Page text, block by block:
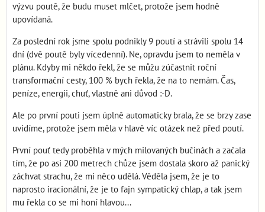
výzvu poutě, že budu muset mlčet, protože jsem hodně
upovídaná.
Za poslední rok jsme spolu podnikly 9 poutí a strávili spolu 14
dní (dvě poutě byly vícedenní). Ne, opravdu jsem to neměla v
plánu. Kdyby mi někdo řekl, že se můžu zúčastnit roční
transformační cesty, 100 % bych řekla, že na to nemám. Čas,
peníze, energii, chuť, vlastně ani důvod :-D.
Ale po první pouti jsem úplně automaticky brala, že se brzy zase
uvidíme, protože jsem měla v hlavě víc otázek než před poutí.
První pouť tedy proběhla v mých milovaných bučinách a začala
tím, že po asi 200 metrech chůze jsem dostala skoro až panický
záchvat strachu, že mi něco udělá. Věděla jsem, že je to
naprosto iracionální, že je to fajn sympatický chlap, a tak jsem
mu řekla co se mi honí hlavou...